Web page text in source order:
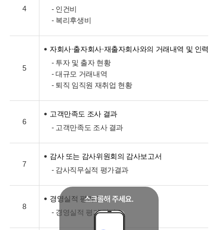
4
- 인건비
- 복리후생비
5
자회사·출자회사·재출자회사와의 거래내역 및 인력
- 투자 및 출자 현황
- 대규모 거래내역
- 퇴직 임직원 재취업 현황
6
고객만족도 조사 결과
- 고객만족도 조사 결과
7
감사 또는 감사위원회의 감사보고서
- 감사직무실적 평가결과
8
경영실적 평가 결과
- 경영실적 평가 결과